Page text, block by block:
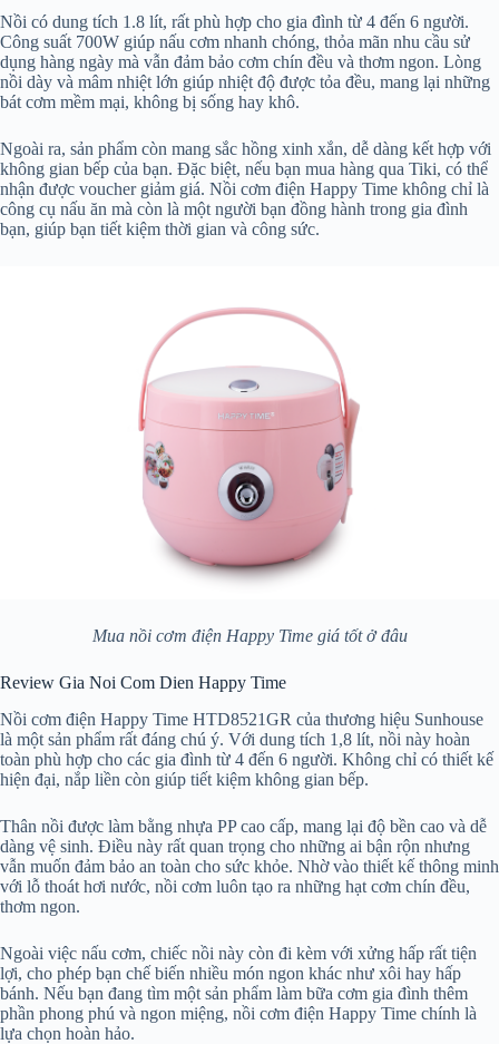
Nồi có dung tích 1.8 lít, rất phù hợp cho gia đình từ 4 đến 6 người.
Công suất 700W giúp nấu cơm nhanh chóng, thỏa mãn nhu cầu sử
dụng hàng ngày mà vẫn đảm bảo cơm chín đều và thơm ngon. Lòng
nồi dày và mâm nhiệt lớn giúp nhiệt độ được tỏa đều, mang lại những
bát cơm mềm mại, không bị sống hay khô.
Ngoài ra, sản phẩm còn mang sắc hồng xinh xắn, dễ dàng kết hợp với
không gian bếp của bạn. Đặc biệt, nếu bạn mua hàng qua Tiki, có thể
nhận được voucher giảm giá. Nồi cơm điện Happy Time không chỉ là
công cụ nấu ăn mà còn là một người bạn đồng hành trong gia đình
bạn, giúp bạn tiết kiệm thời gian và công sức.
Mua nồi cơm điện Happy Time giá tốt ở đâu
Review Gia Noi Com Dien Happy Time
Nồi cơm điện Happy Time HTD8521GR của thương hiệu Sunhouse
là một sản phẩm rất đáng chú ý. Với dung tích 1,8 lít, nồi này hoàn
toàn phù hợp cho các gia đình từ 4 đến 6 người. Không chỉ có thiết kế
hiện đại, nắp liền còn giúp tiết kiệm không gian bếp.
Thân nồi được làm bằng nhựa PP cao cấp, mang lại độ bền cao và dễ
dàng vệ sinh. Điều này rất quan trọng cho những ai bận rộn nhưng
vẫn muốn đảm bảo an toàn cho sức khỏe. Nhờ vào thiết kế thông minh
với lỗ thoát hơi nước, nồi cơm luôn tạo ra những hạt cơm chín đều,
thơm ngon.
Ngoài việc nấu cơm, chiếc nồi này còn đi kèm với xửng hấp rất tiện
lợi, cho phép bạn chế biến nhiều món ngon khác như xôi hay hấp
bánh. Nếu bạn đang tìm một sản phẩm làm bữa cơm gia đình thêm
phần phong phú và ngon miệng, nồi cơm điện Happy Time chính là
lựa chọn hoàn hảo.